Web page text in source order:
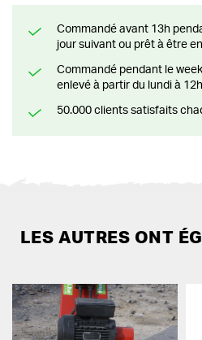
Commandé avant 13h pendant la semaine? Livré le
jour suivant ou prêt à être
Commandé pendant le weekend? Livré ou prêt à être
enlevé à partir du lundi à
50.000 clients satisfaits
LES AUTRES ONT